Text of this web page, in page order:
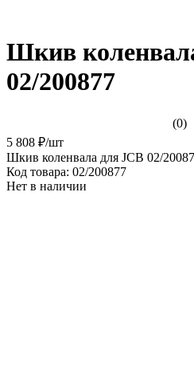
Шкив
02/200877
(0)
5 808 ₽/шт
Шкив коленвала для JCB 02/
Код товара: 02/200877
Нет в наличии